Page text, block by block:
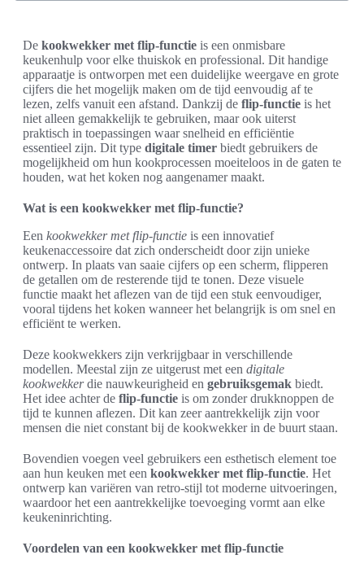
De kookwekker met flip-functie is een onmisbare
keukenhulp voor elke thuiskok en professional. Dit handige
apparaatje is ontworpen met een duidelijke weergave en grote
cijfers die het mogelijk maken om de tijd eenvoudig af te
lezen, zelfs vanuit een afstand. Dankzij de flip-functie is het
niet alleen gemakkelijk te gebruiken, maar ook uiterst
praktisch in toepassingen waar snelheid en efficiëntie
essentieel zijn. Dit type digitale timer biedt gebruikers de
mogelijkheid om hun kookprocessen moeiteloos in de gaten te
houden, wat het koken nog aangenamer maakt.
Wat is een kookwekker met flip-functie?
Een kookwekker met flip-functie is een innovatief
keukenaccessoire dat zich onderscheidt door zijn unieke
ontwerp. In plaats van saaie cijfers op een scherm, flipperen
de getallen om de resterende tijd te tonen. Deze visuele
functie maakt het aflezen van de tijd een stuk eenvoudiger,
vooral tijdens het koken wanneer het belangrijk is om snel en
efficiënt te werken.
Deze kookwekkers zijn verkrijgbaar in verschillende
modellen. Meestal zijn ze uitgerust met een digitale
kookwekkerdie nauwkeurigheid en gebruiksgemak biedt.
Het idee achter de flip-functie is om zonder drukknoppen de
tijd te kunnen aflezen. Dit kan zeer aantrekkelijk zijn voor
mensen die niet constant bij de kookwekker in de buurt staan.
Bovendien voegen veel gebruikers een esthetisch element toe
aan hun keuken met een kookwekker met flip-functie. Het
ontwerp kan variëren van retro-stijl tot moderne uitvoeringen,
waardoor het een aantrekkelijke toevoeging vormt aan elke
keukeninrichting.
Voordelen van een kookwekker met flip-functie